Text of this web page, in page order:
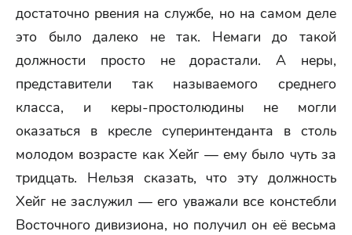
достаточно рвения на службе, но на самом деле
это было далеко не так. Немаги до такой
должности просто не дорастали. А неры,
представители так называемого среднего
класса, и керы-простолюдины не могли
оказаться в кресле суперинтенданта в столь
молодом возрасте как Хейг — ему было чуть за
тридцать. Нельзя сказать, что эту должность
Хейг не заслужил — его уважали все констебли
Восточного дивизиона, но получил он её весьма